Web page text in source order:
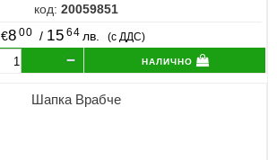
код: 20059851
€8 00 / 15 64 лв. (с ДДС)
налично
Шапка Врабче